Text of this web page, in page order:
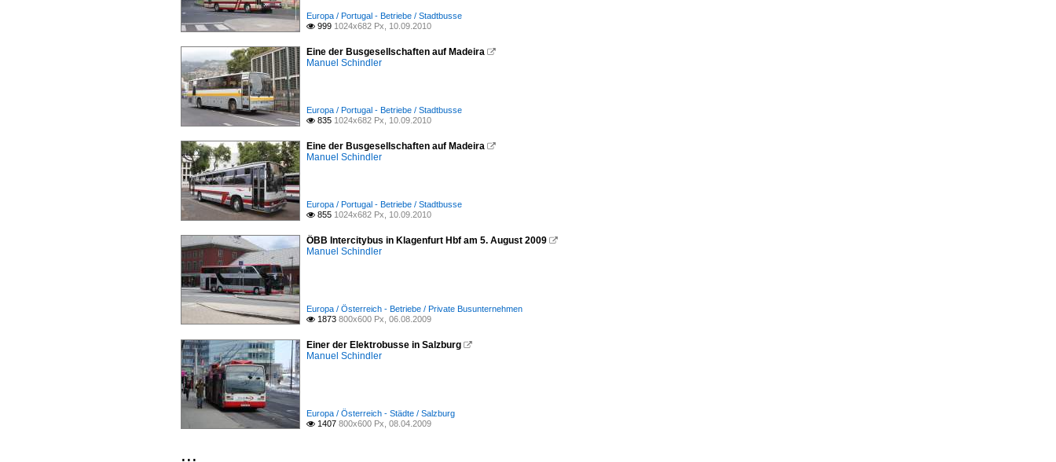
Europa / Portugal - Betriebe / Stadtbusse
 999 1024x682 Px, 10.09.2010
Eine der Busgesellschaften auf Madeira 
Manuel Schindler
Europa / Portugal - Betriebe / Stadtbusse
 835 1024x682 Px, 10.09.2010
Eine der Busgesellschaften auf Madeira 
Manuel Schindler
Europa / Portugal - Betriebe / Stadtbusse
 855 1024x682 Px, 10.09.2010
ÖBB Intercitybus in Klagenfurt Hbf am 5. August 2009 
Manuel Schindler
Europa / Österreich - Betriebe / Private Busunternehmen
 1873 800x600 Px, 06.08.2009
Einer der Elektrobusse in Salzburg 
Manuel Schindler
Europa / Österreich - Städte / Salzburg
 1407 800x600 Px, 08.04.2009
...